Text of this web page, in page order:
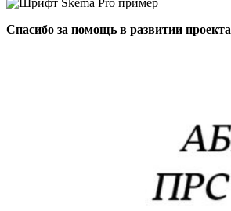
Спасибо за помощь в развитии проекта